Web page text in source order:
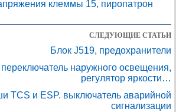
клеммы 15, пиропатрон
СЛЕДУЮЩИЕ СТАТЬИ
Блок J519, предохранители
наружного освещения,
регулятор яркости…
TCS и ESP. выключатель аварийной
сигнализации